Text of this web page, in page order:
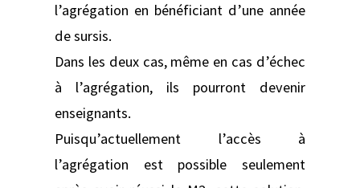
l’agrégation en bénéficiant d’une année
de sursis.
Dans les deux cas, même en cas d’échec
à l’agrégation, ils pourront devenir
enseignants.
Puisqu’actuellement l’accès à
l’agrégation est possible seulement